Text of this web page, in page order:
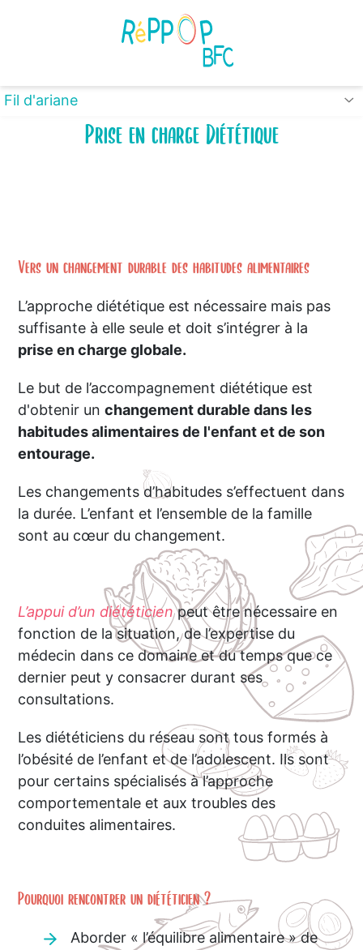
Fil d'ariane
Prise en charge Diététique
Vers un changement durable des habitudes alimentaires
L’approche diététique est nécessaire mais pas
suffisante à elle seule et doit s’intégrer à la
prise en charge globale.
Le but de l’accompagnement diététique est
d'obtenir unchangement durable dans les
habitudes alimentaires de l'enfant et de son
entourage.
Les changements d’habitudes s’effectuent dans
la durée. L’enfant et l’ensemble de la famille
sont au cœur du changement.
L’appui d’un diététicienpeut être nécessaire en
fonction de la situation, de l’expertise du
médecin dans ce domaine et du temps que ce
dernier peut y consacrer durant ses
consultations.
Les diététiciens du réseau sont tous formés à
l’obésité de l’enfant et de l’adolescent. Ils sont
pour certains spécialisés à l’approche
comportementale et aux troubles des
conduites alimentaires.
Pourquoi rencontrer un diététicien ?
Aborder « l’équilibre alimentaire » de
Panneau de gestion des cookies